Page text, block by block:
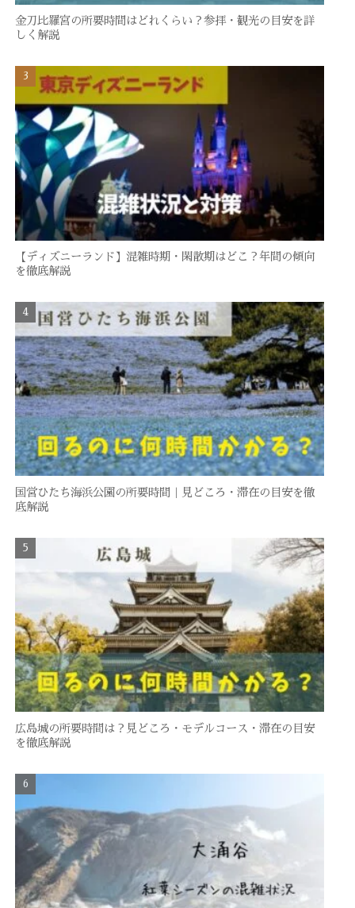
金刀比羅宮の所要時間はどれくらい？参拝・観光の目安を詳
しく解説
【ディズニーランド】混雑時期・閑散期はどこ？年間の傾向
を徹底解説
国営ひたち海浜公園の所要時間｜見どころ・滞在の目安を徹
底解説
広島城の所要時間は？見どころ・モデルコース・滞在の目安
を徹底解説